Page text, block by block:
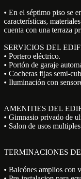
• En el séptimo piso se
características,
cuenta con una terraza
SERVICIOS DEL
• Portero eléctrico.
• Portón de garaje
• Cocheras fijas semi-
• Iluminación con
AMENITIES DEL
• Gimnasio privado de
• Salon de usos
TERMINACIONES
• Balcónes amplios con